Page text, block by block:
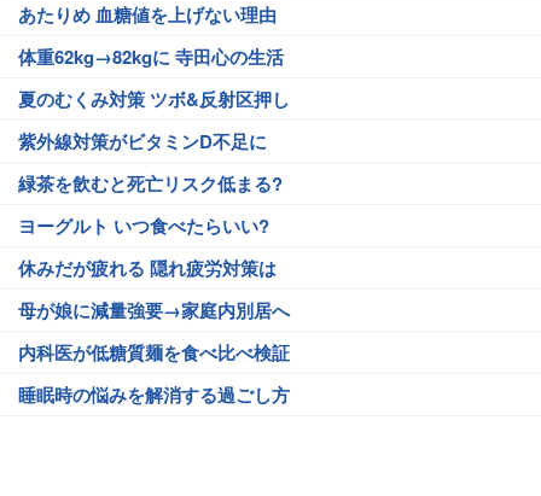
あたりめ 血糖値を上げない理由
体重62kg→82kgに 寺田心の生活
夏のむくみ対策 ツボ&反射区押し
紫外線対策がビタミンD不足に
緑茶を飲むと死亡リスク低まる?
ヨーグルト いつ食べたらいい?
休みだが疲れる 隠れ疲労対策は
母が娘に減量強要→家庭内別居へ
内科医が低糖質麺を食べ比べ検証
睡眠時の悩みを解消する過ごし方